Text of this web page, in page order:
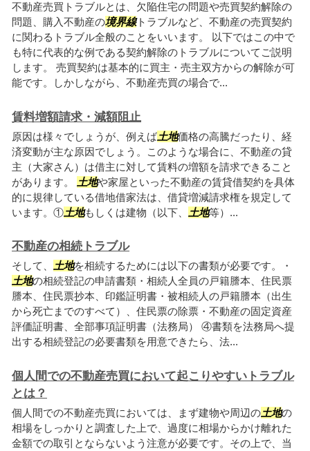
不動産売買トラブルとは、欠陥住宅の問題や売買契約解除の
問題、購入不動産の境界線トラブルなど、不動産の売買契約
に関わるトラブル全般のことをいいます。 以下ではこの中で
も特に代表的な例である契約解除のトラブルについてご説明
します。 売買契約は基本的に買主・売主双方からの解除が可
能です。しかしながら、不動産売買の場合で...
賃料増額請求・減額阻止
原因は様々でしょうが、例えば土地価格の高騰だったり、経
済変動が主な原因でしょう。このような場合に、不動産の貸
主（大家さん）は借主に対して賃料の増額を請求できること
があります。
土地や家屋といった不動産の賃貸借契約を具体
的に規律している借地借家法は、借貸増減請求権を規定して
います。①土地もしくは建物（以下、 土地等）...
不動産の相続トラブル
そして、 土地を相続するためには以下の書類が必要です。・
土地の相続登記の申請書類・相続人全員の戸籍謄本、住民票
謄本、住民票抄本、印鑑証明書・被相続人の戸籍謄本（出生
から死亡までのすべて）、住民票の除票・不動産の固定資産
評価証明書、全部事項証明書（法務局） ④書類を法務局へ提
出する相続登記の必要書類を用意できたら、法...
個人間での不動産売買において起こりやすいトラブル
とは？
個人間での不動産売買においては、まず建物や周辺の土地の
相場をしっかりと調査した上で、過度に相場からかけ離れた
金額での取引とならないよう注意が必要です。その上で、当